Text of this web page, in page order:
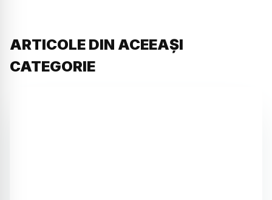
ARTICOLE DIN ACEEAȘI
CATEGORIE